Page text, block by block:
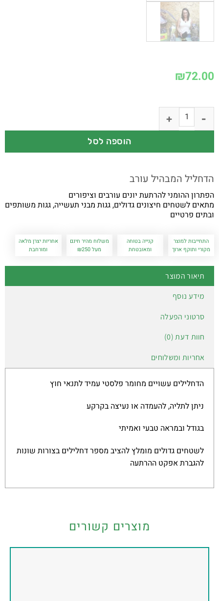
₪72.00
הוספה לסל
הדחליל המבהיל עורב
הפתרון ההומני להרתעת יונים עורבים וציפורים
מתאים לשטחים חיצונים גדולים, גגות מבני תעשייה, גגות משותפים
ובתים פרטיים
התחייבות למוצר
מקורי ותוקף ארוך
קנייה בטוחה
ומאובטחת
משלוח מהיר חינם
מעל ₪250
אחריות יצרן מלאה
ומורחבת
תיאור המוצר
מידע נוסף
סרטוני הפעלה
חוות דעת (0)
אחריות ומשלוחים
הדחלילים עשויים מחומר פלסטי עמיד לתנאי חוץ
ניתן לתליה, להעמדה או נעיצה בקרקע
בגודל ובמראה טבעי ואמיתי
לשטחים גדולים מומלץ להציב מספר דחלילים בצורות שונות
להגברת אפקט ההרתעה
מוצרים קשורים